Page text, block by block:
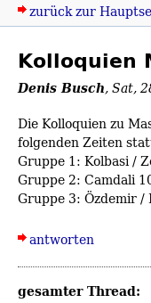
zurück zur
Kolloquien
Denis Busch,Sat,
Die Kolloquien zu
folgenden Zeiten
Gruppe 1: Kolbasi /
Gruppe 2: Camdali
Gruppe 3: Özdemir
antworten
gesamter Thread: